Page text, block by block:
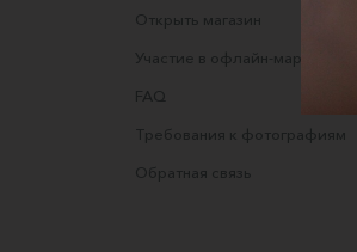
Открыть магазин
Участие в офлайн-маркете
FAQ
Требования к фотографиям
Обратная связь